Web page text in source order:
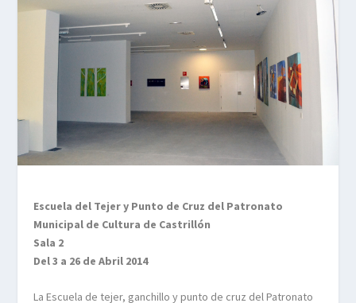
Escuela del Tejer y Punto de Cruz del Patronato
Municipal de Cultura de Castrillón
Sala 2
Del 3 a 26 de Abril 2014
La Escuela de tejer, ganchillo y punto de cruz del Patronato